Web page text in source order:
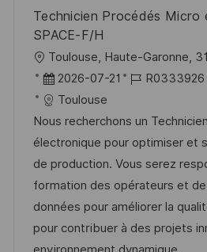
c
h
u
n
g
r
f
e
Technicien Procédés Micro
SPACE-F/H
O
r
t
Toulouse, Haute-Garonne,
D
a
t
u
m
d
e
r
V
2026-07-21
J
b
-
I
D
R0333926
Toulouse
Nous recherchons un
électronique pour optimiser et
de production. Vous serez
formation des opérateurs et
données pour améliorer la
pour contribuer à des projets